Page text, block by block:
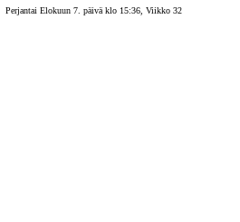
Perjantai Elokuun 7. päivä klo 15:36, Viikko 32